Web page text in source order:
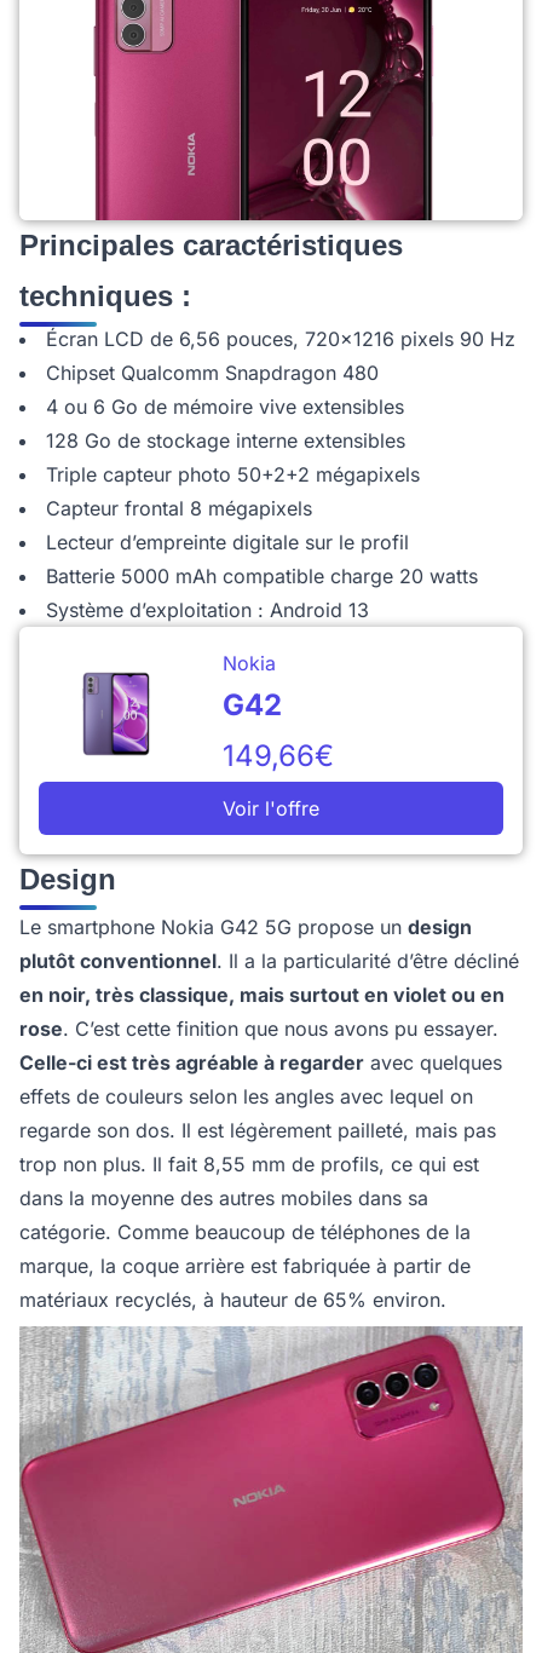
Principales caractéristiques
techniques :
Écran LCD de 6,56 pouces, 720x1216 pixels 90 Hz
Chipset Qualcomm Snapdragon 480
4 ou 6 Go de mémoire vive extensibles
128 Go de stockage interne extensibles
Triple capteur photo 50+2+2 mégapixels
Capteur frontal 8 mégapixels
Lecteur d’empreinte digitale sur le profil
Batterie 5000 mAh compatible charge 20 watts
Système d’exploitation : Android 13
Nokia
G42
149,66€
Voir l'offre
Design
Le smartphone Nokia G42 5G propose un design
plutôt conventionnel. Il a la particularité d’être décliné
en noir, très classique, mais surtout en violet ou en
rose. C’est cette finition que nous avons pu essayer.
Celle-ci est très agréable à regarder avec quelques
effets de couleurs selon les angles avec lequel on
regarde son dos. Il est légèrement pailleté, mais pas
trop non plus. Il fait 8,55 mm de profils, ce qui est
dans la moyenne des autres mobiles dans sa
catégorie. Comme beaucoup de téléphones de la
marque, la coque arrière est fabriquée à partir de
matériaux recyclés, à hauteur de 65% environ.